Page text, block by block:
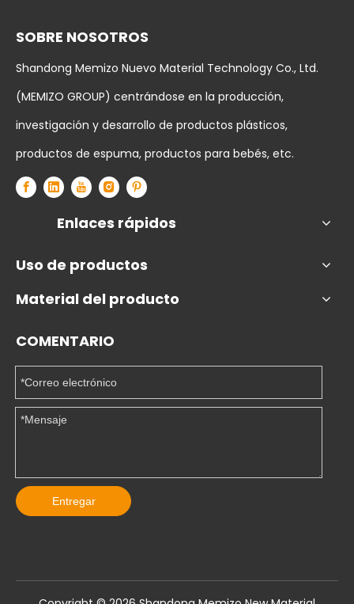
SOBRE NOSOTROS
Shandong Memizo Nuevo Material Technology Co., Ltd.
(MEMIZO GROUP) centrándose en la producción,
investigación y desarrollo de productos plásticos,
productos de espuma, productos para bebés, etc.
Enlaces rápidos
Uso de productos
Material del producto
COMENTARIO
Entregar